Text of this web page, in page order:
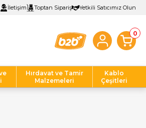
İletişim Toptan Sipariş Yetkili Satıcımız Olun
0
Hırdavat ve Tamir
Malzemeleri
Kablo
Çeşitleri